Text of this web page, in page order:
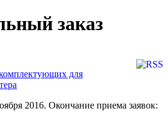
заказ
для
2016. Окончание приема заявок: